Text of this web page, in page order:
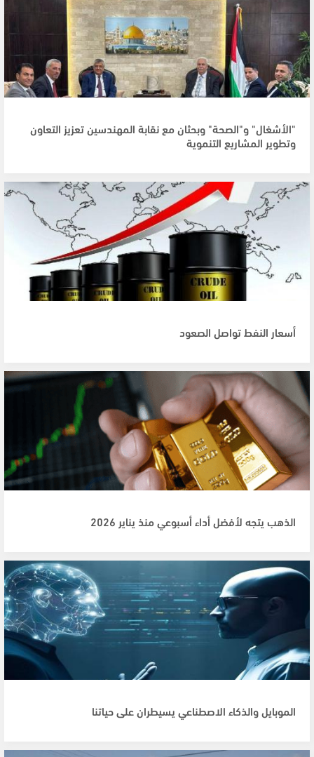
"الأشغال" و"الصحة" وبحثان مع نقابة المهندسين تعزيز التعاون
وتطوير المشاريع التنموية
أسعار النفط تواصل الصعود
الذهب يتجه لأفضل أداء أسبوعي منذ يناير 2026
الموبايل والذكاء الاصطناعي يسيطران على حياتنا